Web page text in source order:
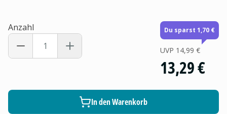
Anzahl Du sparst 1,70 €
UVP 14,99 €
13,29 €
In den Warenkorb